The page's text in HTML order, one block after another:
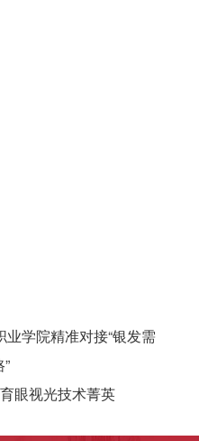
学院精准对接“银发需
眼视光技术菁英